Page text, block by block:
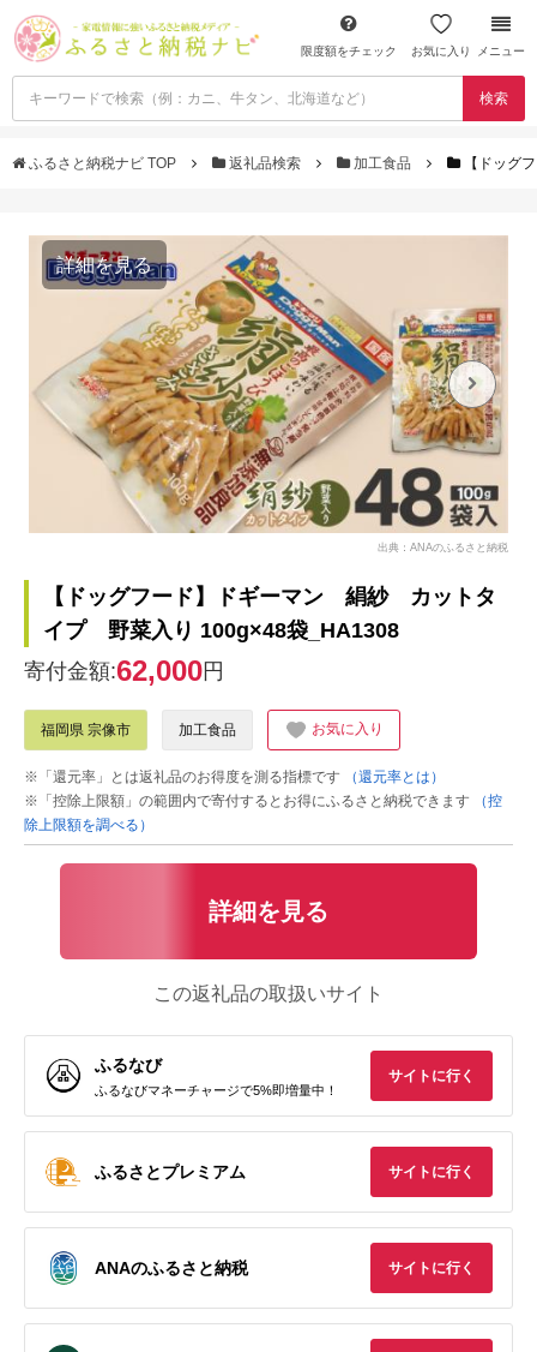
限度額をチェック お気に入り メニュー
検索
ふるさと納税ナビ TOP 返礼品検索 加工食品 【ドッグ
詳細を見る
出典：ANAのふるさと納税
【ドッグフード】ドギーマン 絹紗 カットタ
イプ 野菜入り 100g×48袋_HA1308
寄付金額:62,000円
福岡県 宗像市 加工食品 お気に入り
※「還元率」とは返礼品のお得度を測る指標です
（還元率とは）
※「控除上限額」の範囲内で寄付するとお得にふるさと納税できます
（控
除上限額を調べる）
詳細を見る
この返礼品の取扱いサイト
ふるなび
ふるなびマネーチャージで5%即増量中！
サイトに行く
ふるさとプレミアム サイトに行く
ANAのふるさと納税 サイトに行く